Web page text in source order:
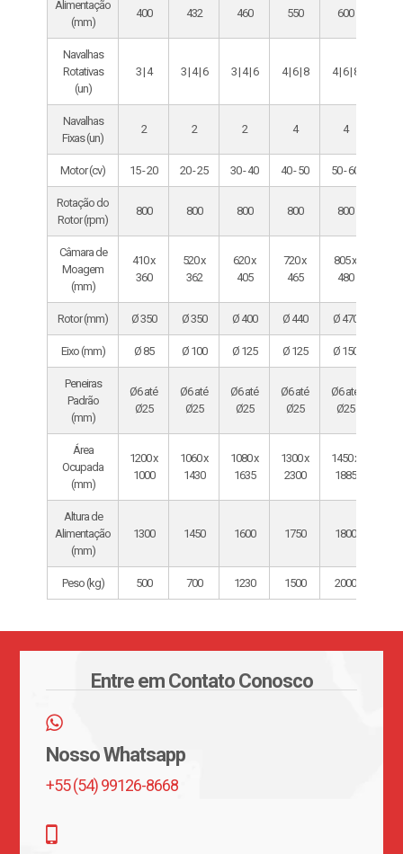
Alimentação
(mm)
400
432
460
550
600
Navalhas
Rotativas
(un)
3 | 4 3 | 4 | 6 3 | 4 | 6 4 | 6 | 8 4 | 6 | 8
Navalhas
Fixas (un)
2 2 2 4 4
Motor (cv) 15 - 20 20 - 25 30 - 40 40 - 50 50 - 60
Rotação do
Rotor (rpm)
800 800 800 800 800
Câmara de
Moagem
(mm)
410 x
360
520 x
362
620 x
405
720 x
465
805 x
480
Rotor (mm) Ø 350 Ø 350 Ø 400 Ø 440 Ø 470
Eixo (mm) Ø 85 Ø 100 Ø 125 Ø 125 Ø 150
Peneiras
Padrão
(mm)
Ø6 até
Ø25
Ø6 até
Ø25
Ø6 até
Ø25
Ø6 até
Ø25
Ø6 até
Ø25
Área
Ocupada
(mm)
1200 x
1000
1060 x
1430
1080 x
1635
1300 x
2300
1450 x
1885
Altura de
Alimentação
(mm)
1300 1450 1600 1750 1800
Peso (kg) 500 700 1230 1500 2000
Entre em Contato Conosco
Nosso Whatsapp
+55 (54) 99126-8668